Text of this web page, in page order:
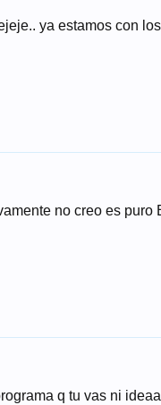
ya estamos con
no creo es puro
q tu vas ni